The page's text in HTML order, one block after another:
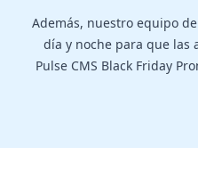
Además, nuestro equipo
día y noche para que las
Pulse CMS Black Friday